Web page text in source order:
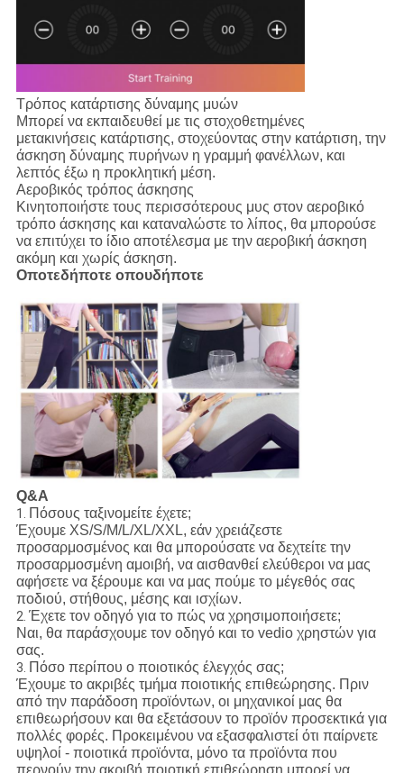
Τρόπος κατάρτισης δύναμης μυών
Μπορεί να εκπαιδευθεί με τις στοχοθετημένες
μετακινήσεις κατάρτισης, στοχεύοντας στην κατάρτιση, την
άσκηση δύναμης πυρήνων η γραμμή φανέλλων, και
λεπτός έξω η προκλητική μέση.
Αεροβικός τρόπος άσκησης
Κινητοποιήστε τους περισσότερους μυς στον αεροβικό
τρόπο άσκησης και καταναλώστε το λίπος, θα μπορούσε
να επιτύχει το ίδιο αποτέλεσμα με την αεροβική άσκηση
ακόμη και χωρίς άσκηση.
Οποτεδήποτε οπουδήποτε
Q&A
1.
Πόσους ταξινομείτε έχετε;
Έχουμε XS/S/M/L/XL/XXL, εάν χρειάζεστε
προσαρμοσμένος και θα μπορούσατε να δεχτείτε την
προσαρμοσμένη αμοιβή, να αισθανθεί ελεύθεροι να μας
αφήσετε να ξέρουμε και να μας πούμε το μέγεθός σας
ποδιού, στήθους, μέσης και ισχίων.
2. Έχετε τον οδηγό για το πώς να χρησιμοποιήσετε;
Ναι, θα παράσχουμε τον οδηγό και το vedio χρηστών για
σας.
3. Πόσο περίπου ο ποιοτικός έλεγχός σας;
Έχουμε το ακριβές τμήμα ποιοτικής επιθεώρησης. Πριν
από την παράδοση προϊόντων, οι μηχανικοί μας θα
επιθεωρήσουν και θα εξετάσουν το προϊόν προσεκτικά για
πολλές φορές. Προκειμένου να εξασφαλιστεί ότι παίρνετε
υψηλοί - ποιοτικά προϊόντα, μόνο τα προϊόντα που
περνούν την ακριβή ποιοτική επιθεώρηση μπορεί να